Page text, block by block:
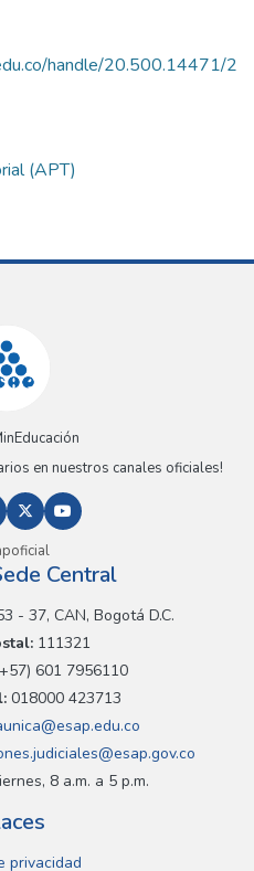
handle/20.500.14471/2
(APT)
en nuestros canales oficiales!
Central
- 37, CAN, Bogotá D.C.
111321
601 7956110
018000 423713
8 a.m. a 5 p.m.
privacidad